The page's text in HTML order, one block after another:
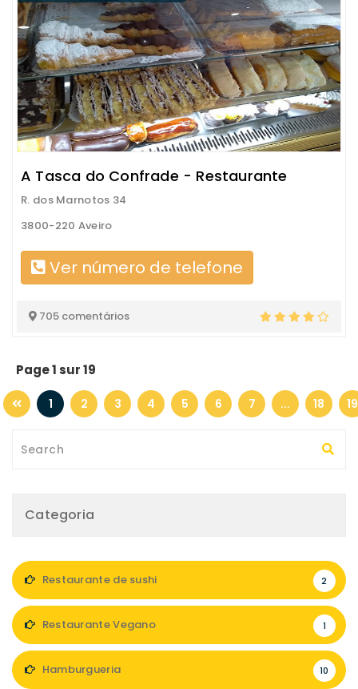
A Tasca do Confrade - Restaurante
R. dos Marnotos 34
3800-220 Aveiro
Ver número de telefone
705 comentários
Page 1 sur 19
1 2 3 4 5 6 7 ... 18 19
Categoria
Restaurante de sushi 2
Restaurante Vegano 1
Hamburgueria 10